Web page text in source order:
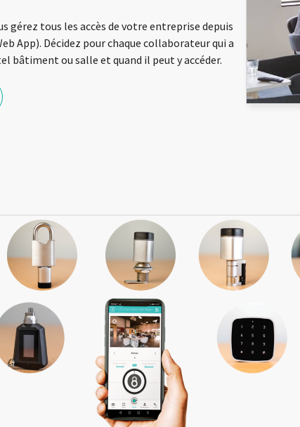
gérez tous les accès de votre entreprise depuis
App). Décidez pour chaque collaborateur qui a
bâtiment ou salle et quand il peut y accéder.